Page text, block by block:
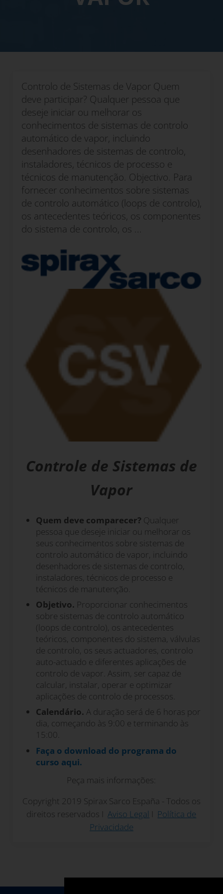
Controlo de Sistemas de Vapor Quem
deve participar? Qualquer pessoa que
deseje iniciar ou melhorar os
conhecimentos de sistemas de controlo
automático de vapor, incluindo
desenhadores de sistemas de controlo,
instaladores, técnicos de processo e
técnicos de manutenção. Objectivo. Para
fornecer conhecimentos sobre sistemas
de controlo automático (loops de controlo),
os antecedentes teóricos, os componentes
do sistema de controlo, os ...
Controle de Sistemas de
Vapor
Quem deve comparecer? Qualquer
pessoa que deseje iniciar ou melhorar os
seus conhecimentos sobre sistemas de
controlo automático de vapor, incluindo
desenhadores de sistemas de controlo,
instaladores, técnicos de processo e
técnicos de manutenção.
Objetivo. Proporcionar conhecimentos
sobre sistemas de controlo automático
(loops de controlo), os antecedentes
teóricos, componentes do sistema, válvulas
de controlo, os seus actuadores, controlo
auto-actuado e diferentes aplicações de
controlo de vapor. Assim, ser capaz de
calcular, instalar, operar e optimizar
aplicações de controlo de processos.
Calendário.A duração será de 6 horas por
dia, começando às 9:00 e terminando às
15:00.
Faça o download do programa do
curso aqui.
Peça mais informações:
Copyright 2019 Spirax Sarco España - Todos os
direitos reservados IAviso Legal
Política de
Privacidade